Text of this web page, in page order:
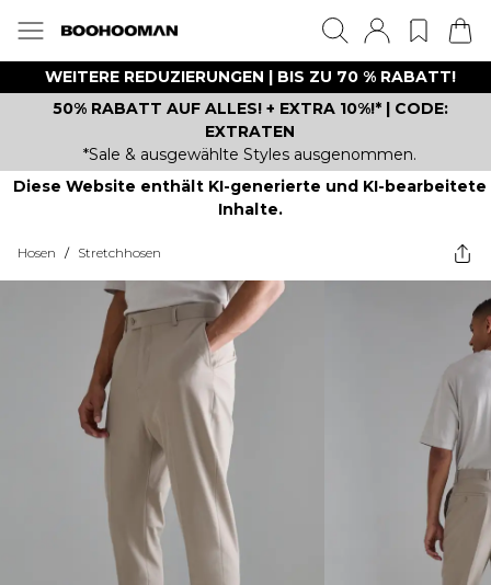
WEITERE REDUZIERUNGEN | BIS ZU 70 % RABATT!
50% RABATT AUF ALLES! + EXTRA 10%!* | CODE:
EXTRATEN
*Sale & ausgewählte Styles ausgenommen.
Diese Website enthält KI-generierte und KI-bearbeitete
Inhalte.
Hosen / Stretchhosen